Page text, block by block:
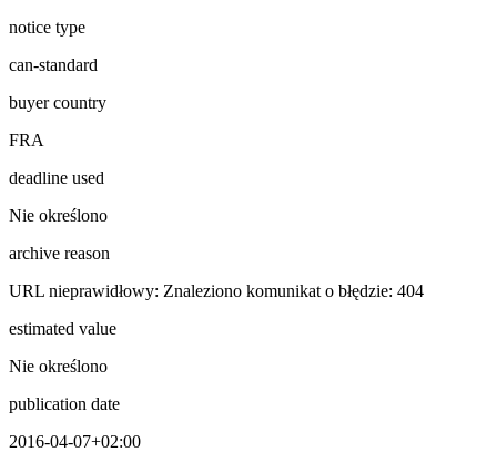
notice type
can-standard
buyer country
FRA
deadline used
Nie określono
archive reason
URL nieprawidłowy: Znaleziono komunikat o błędzie: 404
estimated value
Nie określono
publication date
2016-04-07+02:00